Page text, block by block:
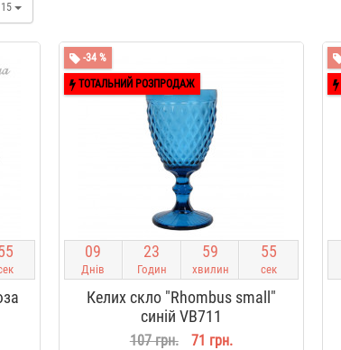
15
4
-34 %
ТОТАЛЬНИЙ РОЗПРОДАЖ
09
Днів
23
Годин
59
хвилин
54
сек
Келих скло "Rhombus small"
синій VB711
107 грн. 71 грн.